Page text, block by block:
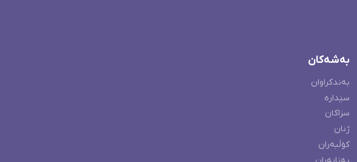
بەشەکان
بەندکراوان
سێدارە
سزاکان
ژنان
کۆڵبەران